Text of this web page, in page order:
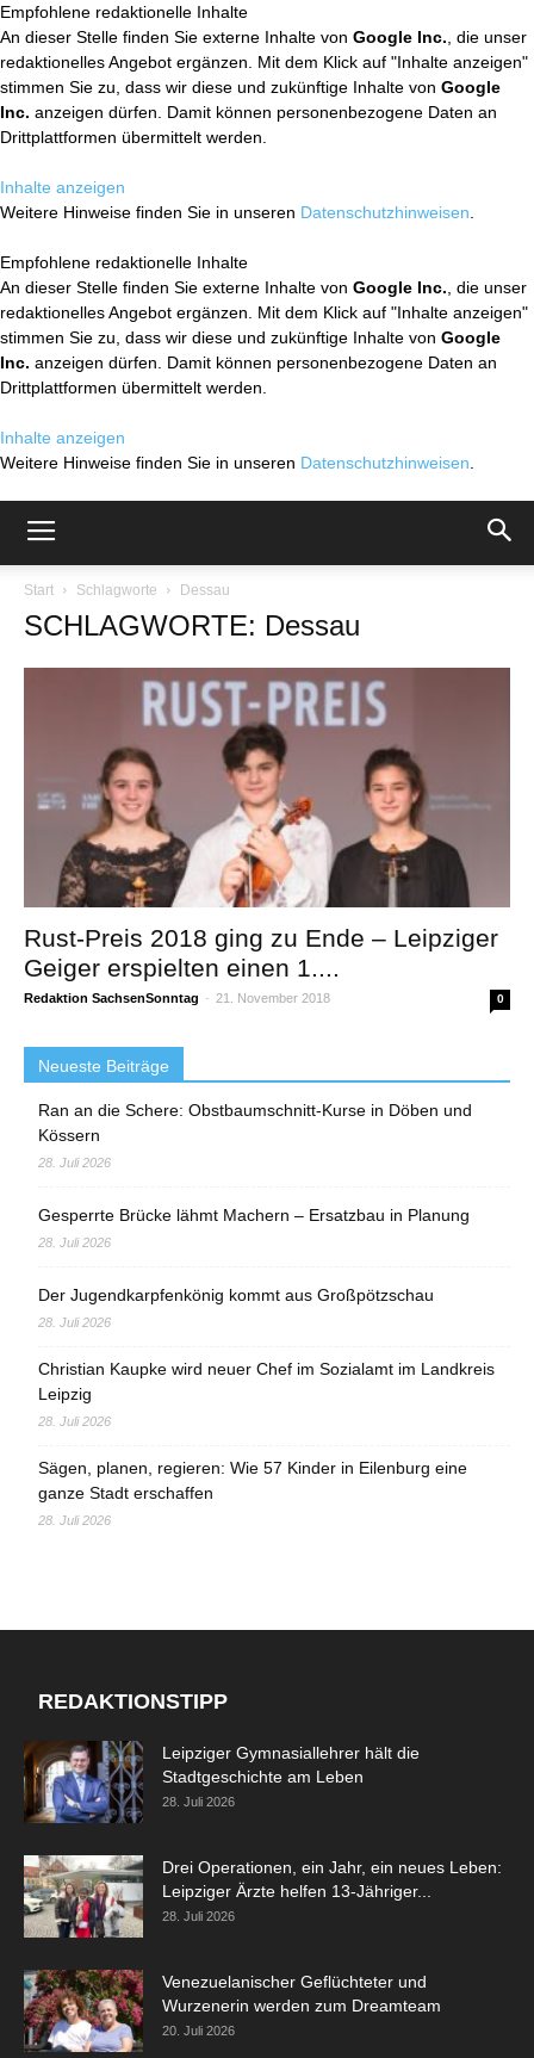
Empfohlene redaktionelle Inhalte
An dieser Stelle finden Sie externe Inhalte von Google Inc. , die unser
redaktionelles Angebot ergänzen. Mit dem Klick auf "Inhalte anzeigen"
stimmen Sie zu, dass wir diese und zukünftige Inhalte von Google
Inc. anzeigen dürfen. Damit können personenbezogene Daten an
Drittplattformen übermittelt werden.
Inhalte anzeigen
Weitere Hinweise finden Sie in unseren Datenschutzhinweisen
Empfohlene redaktionelle Inhalte
An dieser Stelle finden Sie externe Inhalte von Google Inc. , die unser
redaktionelles Angebot ergänzen. Mit dem Klick auf "Inhalte anzeigen"
stimmen Sie zu, dass wir diese und zukünftige Inhalte von Google
Inc. anzeigen dürfen. Damit können personenbezogene Daten an
Drittplattformen übermittelt werden.
Inhalte anzeigen
Weitere Hinweise finden Sie in unseren Datenschutzhinweisen
Start Schlagworte Dessau
SCHLAGWORTE: Dessau
Rust-Preis 2018 ging zu Ende – Leipziger
Geiger erspielten einen 1....
Redaktion SachsenSonntag - 21. November 2018 0
Neueste Beiträge
Ran an die Schere: Obstbaumschnitt-Kurse in Döben und
Kössern
28. Juli 2026
Gesperrte Brücke lähmt Machern – Ersatzbau in Planung
28. Juli 2026
Der Jugendkarpfenkönig kommt aus Großpötzschau
28. Juli 2026
Christian Kaupke wird neuer Chef im Sozialamt im Landkreis
Leipzig
28. Juli 2026
Sägen, planen, regieren: Wie 57 Kinder in Eilenburg eine
ganze Stadt erschaffen
28. Juli 2026
REDAKTIONSTIPP
Leipziger Gymnasiallehrer hält die
Stadtgeschichte am Leben
28. Juli 2026
Drei Operationen, ein Jahr, ein neues Leben:
Leipziger Ärzte helfen 13-Jähriger...
28. Juli 2026
Venezuelanischer Geflüchteter und
Wurzenerin werden zum Dreamteam
20. Juli 2026